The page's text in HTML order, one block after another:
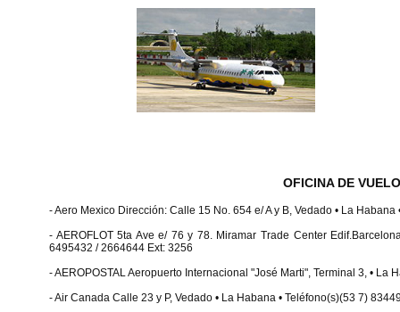
OFICINA DE
- Aero Mexico Dirección: Calle 15 No. 654 e/ A y B, Vedado • La
- AEROFLOT 5ta Ave e/ 76 y 78. Miramar Trade Center
6495432 / 2664644 Ext: 3256
- AEROPOSTAL Aeropuerto Internacional "José Marti", Terminal 3, •
- Air Canada Calle 23 y P, Vedado • La Habana • Teléfono(s)(53 7)